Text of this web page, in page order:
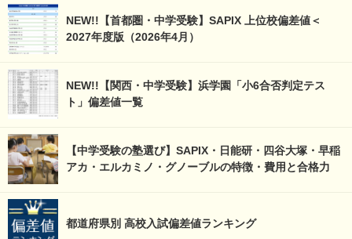
NEW!!【首都圏・中学受験】SAPIX 上位校偏差値＜
2027年度版（2026年4月）
NEW!!【関西・中学受験】浜学園「小6合否判定テス
ト」偏差値一覧
【中学受験の塾選び】SAPIX・日能研・四谷大塚・早稲
アカ・エルカミノ・グノーブルの特徴・費用と合格力
都道府県別 高校入試偏差値ランキング